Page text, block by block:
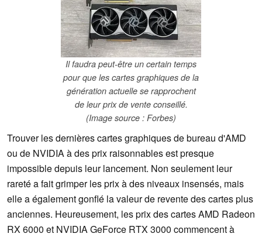
Il faudra peut-être un certain temps
pour que les cartes graphiques de la
génération actuelle se rapprochent
de leur prix de vente conseillé.
(Image source : Forbes)
Trouver les dernières cartes graphiques de bureau d'AMD
ou de NVIDIA à des prix raisonnables est presque
impossible depuis leur lancement. Non seulement leur
rareté a fait grimper les prix à des niveaux insensés, mais
elle a également gonflé la valeur de revente des cartes plus
anciennes. Heureusement, les prix des cartes AMD Radeon
RX 6000 et NVIDIA GeForce RTX 3000 commencent à